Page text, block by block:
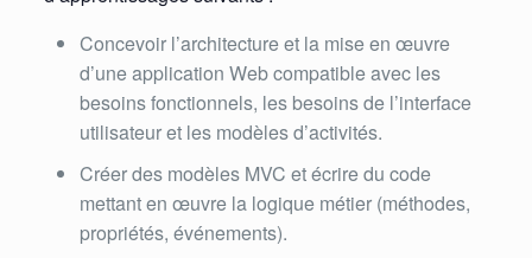
Concevoir l’architecture et la mise en œuvre
d’une application Web compatible avec les
besoins fonctionnels, les besoins de l’interface
utilisateur et les modèles d’activités.
Créer des modèles MVC et écrire du code
mettant en œuvre la logique métier (méthodes,
propriétés, événements).